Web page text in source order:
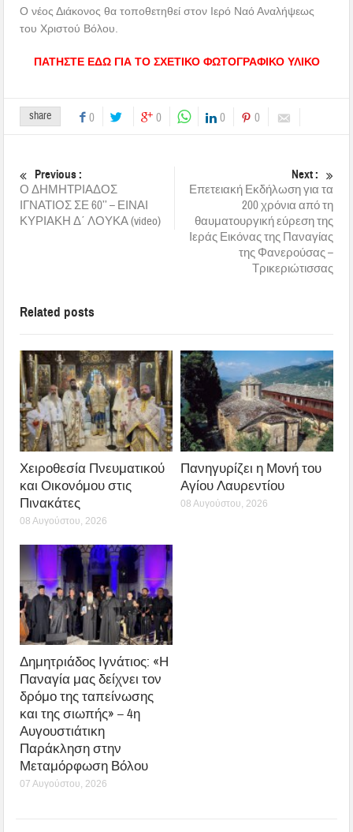
Ο νέος Διάκονος θα τοποθετηθεί στον Ιερό Ναό Αναλήψεως
του Χριστού Βόλου.
ΠΑΤΗΣΤΕ ΕΔΩ ΓΙΑ ΤΟ ΣΧΕΤΙΚΟ ΦΩΤΟΓΡΑΦΙΚΟ ΥΛΙΚΟ
share 0 0 0 0
Previous :
Ο ΔΗΜΗΤΡΙΑΔΟΣ
ΙΓΝΑΤΙΟΣ ΣΕ 60’’ – ΕΙΝΑΙ
ΚΥΡΙΑΚΗ Δ΄ ΛΟΥΚΑ (video)
Next :
Επετειακή Εκδήλωση για τα
200 χρόνια από τη
θαυματουργική εύρεση της
Ιεράς Εικόνας της Παναγίας
της Φανερούσας –
Τρικεριώτισσας
Related posts
Χειροθεσία Πνευματικού
και Οικονόμου στις
Πινακάτες
08 Αυγούστου, 2026
Πανηγυρίζει η Μονή του
Αγίου Λαυρεντίου
08 Αυγούστου, 2026
Δημητριάδος Ιγνάτιος: «Η
Παναγία μας δείχνει τον
δρόμο της ταπείνωσης
και της σιωπής» – 4η
Αυγουστιάτικη
Παράκληση στην
Μεταμόρφωση Βόλου
07 Αυγούστου, 2026